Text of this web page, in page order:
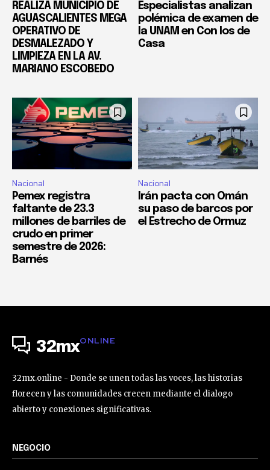
REALIZA MUNICIPIO DE
AGUASCALIENTES MEGA
OPERATIVO DE
DESMALEZADO Y
LIMPIEZA EN LA AV.
MARIANO ESCOBEDO
Especialistas analizan
polémica de examen de
la UNAM en Con los de
Casa
Nacional
Pemex registra
faltante de 23.3
millones de barriles de
crudo en primer
semestre de 2026:
Barnés
Nacional
Irán pacta con Omán
su paso de barcos por
el Estrecho de Ormuz
32mxONLINE
32mx.online - Donde se unen todas las voces, las historias
florecen y las comunidades crecen mediante el dialogo
abierto y conexiones significativas.
NEGOCIO